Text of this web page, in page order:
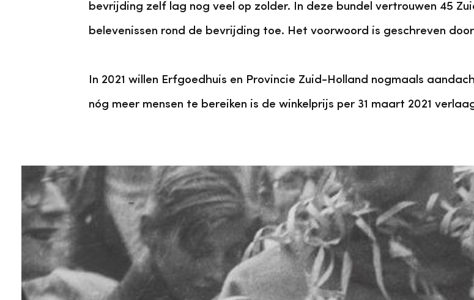
bevrijding zelf lag nog veel op zolder. In deze bundel vertrouwen 45
belevenissen rond de bevrijding toe. Het voorwoord is geschreven
In 2021 willen Erfgoedhuis en Provincie Zuid-Holland nogmaals
nóg meer mensen te bereiken is de winkelprijs per 31 maart 2021